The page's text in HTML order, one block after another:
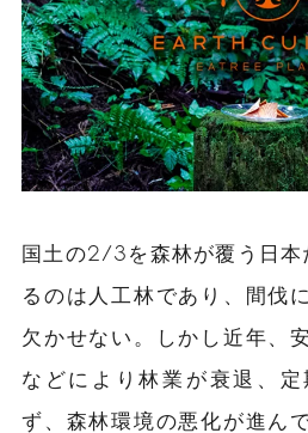
国土の2/3を森林が覆う日本
るのは人工林であり、間伐
欠かせない。しかし近年、
などにより林業が衰退、
ず、森林環境の悪化が進ん